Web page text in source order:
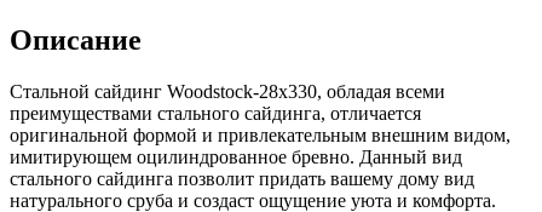
Описание
Стальной сайдинг Woodstock-28х330, обладая всеми
преимуществами стального сайдинга, отличается
оригинальной формой и привлекательным внешним видом,
имитирующем оцилиндрованное бревно. Данный вид
стального сайдинга позволит придать вашему дому вид
натурального сруба и создаст ощущение уюта и комфорта.